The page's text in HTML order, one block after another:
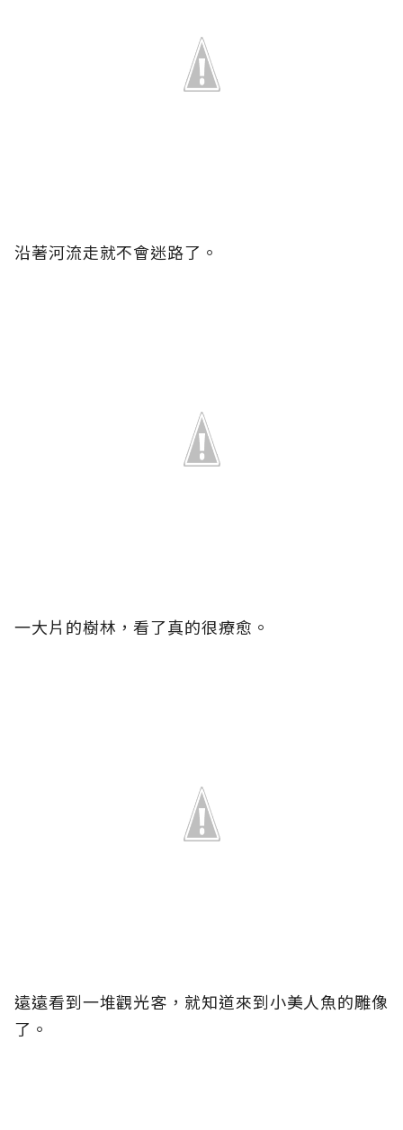
沿著河流走就不會迷路了。
一大片的樹林，看了真的很療愈。
遠遠看到一堆觀光客，就知道來到小美人魚的雕像
了。